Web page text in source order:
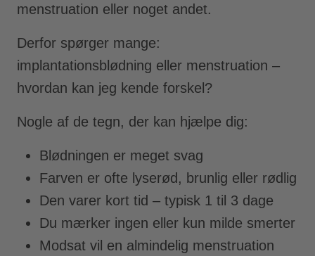
menstruation eller noget andet.
Derfor spørger mange:
implantationsblødning eller menstruation –
hvordan kan jeg kende forskel?
Nogle af de tegn, der kan hjælpe dig:
Blødningen er meget svag
Farven er ofte lyserød, brunlig eller rødlig
Den varer kort tid – typisk 1 til 3 dage
Du mærker ingen eller kun milde smerter
Modsat vil en almindelig menstruation